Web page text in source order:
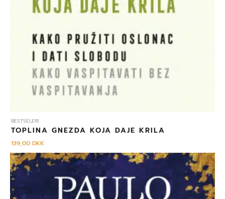
BESTSELERI
TOPLINA GNEZDA KOJA DAJE KRILA
139,00DKK